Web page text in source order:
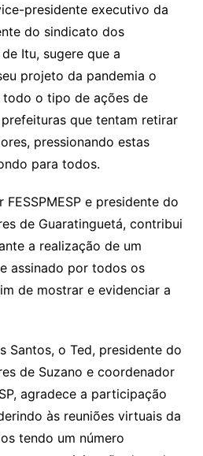
presidente executivo da
do sindicato dos
Itu, sugere que a
projeto da pandemia o
o tipo de ações de
que tentam retirar
pressionando estas
para todos.
e presidente do
de Guaratinguetá, contribui
a realização de um
assinado por todos os
de mostrar e evidenciar a
Santos, o Ted, presidente do
de Suzano e coordenador
agradece a participação
às reuniões virtuais da
tendo um número